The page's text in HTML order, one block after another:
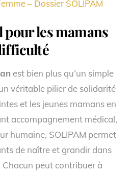
– Dossier SOLIPAM
pour les mamans
est bien plus qu’un simple
véritable pilier de solidarité
et les jeunes mamans en
accompagnement médical,
humaine, SOLIPAM permet
de naître et grandir dans
peut contribuer à